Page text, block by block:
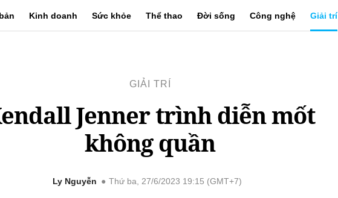
Kinh doanh Sức khỏe Thể thao Đời sống Công nghệ Giải trí
GIẢI TRÍ
Jenner trình diễn mốt
không quần
Ly Nguyễn Thứ ba, 27/6/2023 19:15 (GMT+7)